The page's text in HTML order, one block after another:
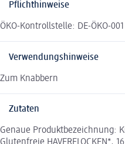
Pflichthinweise
ÖKO-Kontrollstelle: DE-ÖKO-001
Verwendungshinweise
Zum Knabbern
Zutaten
Genaue Produktbezeichnung: